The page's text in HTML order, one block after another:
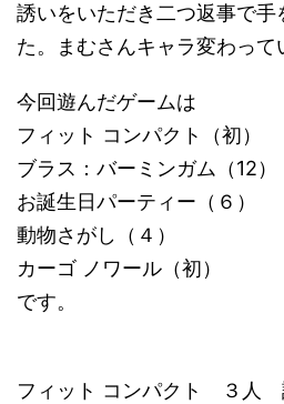
誘いをいただき二つ返事で手
た。まむさんキャラ変わって
今回遊んだゲームは
フィット コンパクト（初）
ブラス：バーミンガム（12）
お誕生日パーティー（６）
動物さがし（４）
カーゴ ノワール（初）
です。
フィット コンパクト ３人